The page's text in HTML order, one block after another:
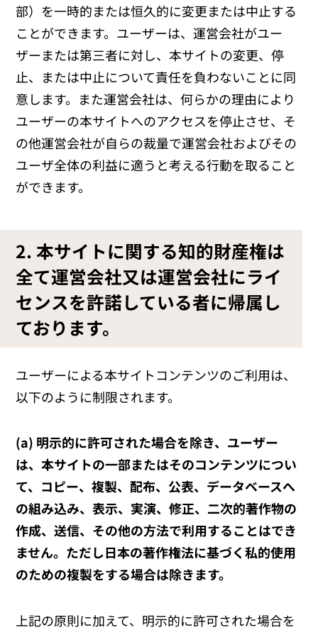
部）を一時的または恒久的に変更または中止する
ことができます。ユーザーは、運営会社がユー
ザーまたは第三者に対し、本サイトの変更、停
止、または中止について責任を負わないことに同
意します。また運営会社は、何らかの理由により
ユーザーの本サイトへのアクセスを停止させ、そ
の他運営会社が自らの裁量で運営会社およびその
ユーザ全体の利益に適うと考える行動を取ること
ができます。
2. 本サイトに関する知的財産権は
全て運営会社又は運営会社にライ
センスを許諾している者に帰属し
ております。
ユーザーによる本サイトコンテンツのご利用は、
以下のように制限されます。
(a) 明示的に許可された場合を除き、ユーザー
は、本サイトの一部またはそのコンテンツについ
て、コピー、複製、配布、公表、データベースへ
の組み込み、表示、実演、修正、二次的著作物の
作成、送信、その他の方法で利用することはでき
ません。ただし日本の著作権法に基づく私的使用
のための複製をする場合は除きます。
上記の原則に加えて、明示的に許可された場合を